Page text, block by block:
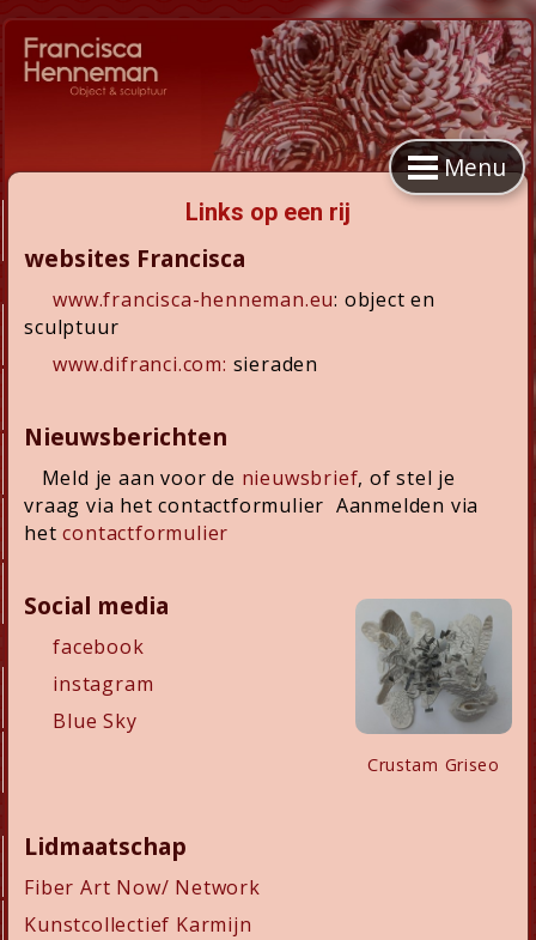
Menu
Links op een rij
websites Francisca
www.francisca-henneman.eu: object en
sculptuur
www.difranci.com: sieraden
Nieuwsberichten
Meld je aan voor de nieuwsbrief, of stel je
vraag via het contactformulier Aanmelden via
hetcontactformulier
Crustam Griseo
Social media
facebook
instagram
Blue Sky
Lidmaatschap
Fiber Art Now/ Network
Kunstcollectief Karmijn